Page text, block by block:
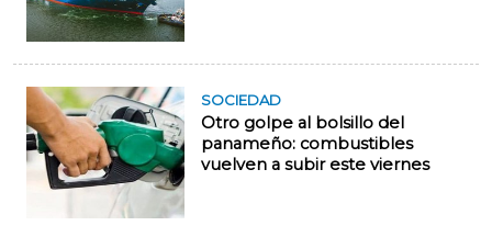
SOCIEDAD
Otro golpe al bolsillo del
panameño: combustibles
vuelven a subir este viernes